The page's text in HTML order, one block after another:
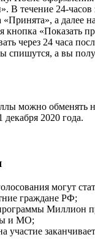
В течение 24-часов
«Принята», а далее
кнопка «Показать
через 24 часа
спишутся, а вы
можно обменять
декабря 2020 года.
могут
граждане РФ;
Миллион
и МО;
участие